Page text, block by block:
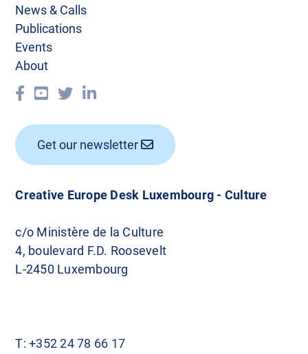
Creative Europe Desk Luxembourg - Culture
c/o Ministère de la Culture
4, boulevard F.D. Roosevelt
L-2450 Luxembourg
T:+352 24 78 66 17
News & Calls
Publications
Events
About
Get our newsletter